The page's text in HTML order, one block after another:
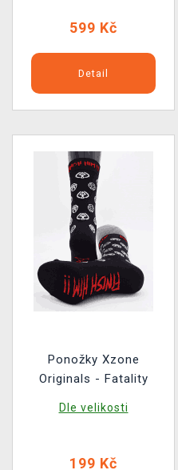
599 Kč
Detail
Ponožky Xzone
Originals - Fatality
Dle velikosti
199 Kč